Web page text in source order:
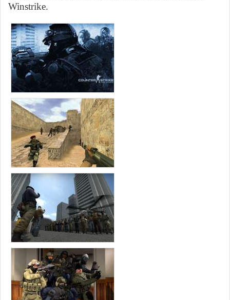
Winstrike.